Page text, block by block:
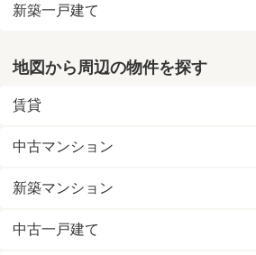
新築一戸建て
地図から周辺の物件を探す
賃貸
中古マンション
新築マンション
中古一戸建て